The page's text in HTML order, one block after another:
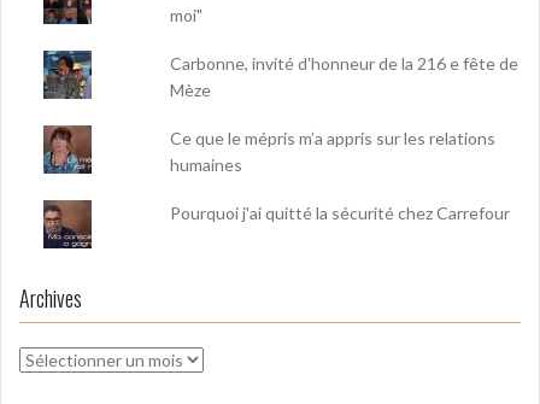
moi"
Carbonne, invité d'honneur de la 216 e fête de
Mèze
Ce que le mépris m’a appris sur les relations
humaines
Pourquoi j'ai quitté la sécurité chez Carrefour
Archives
Archives